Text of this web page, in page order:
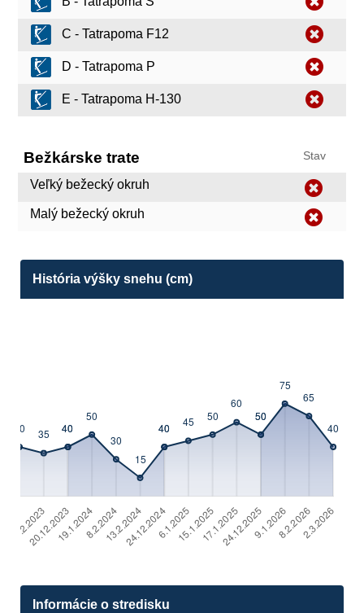
C - Tatrapoma F12
D - Tatrapoma P
E - Tatrapoma H-130
Bežkárske trate Stav
Veľký bežecký okruh
Malý bežecký okruh
História výšky snehu (cm)
Informácie o stredisku